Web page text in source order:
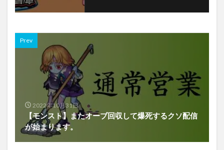
Prev
2022年10月31日
【モンスト】またオーブ回収して爆死するクソ配信
が始まります。